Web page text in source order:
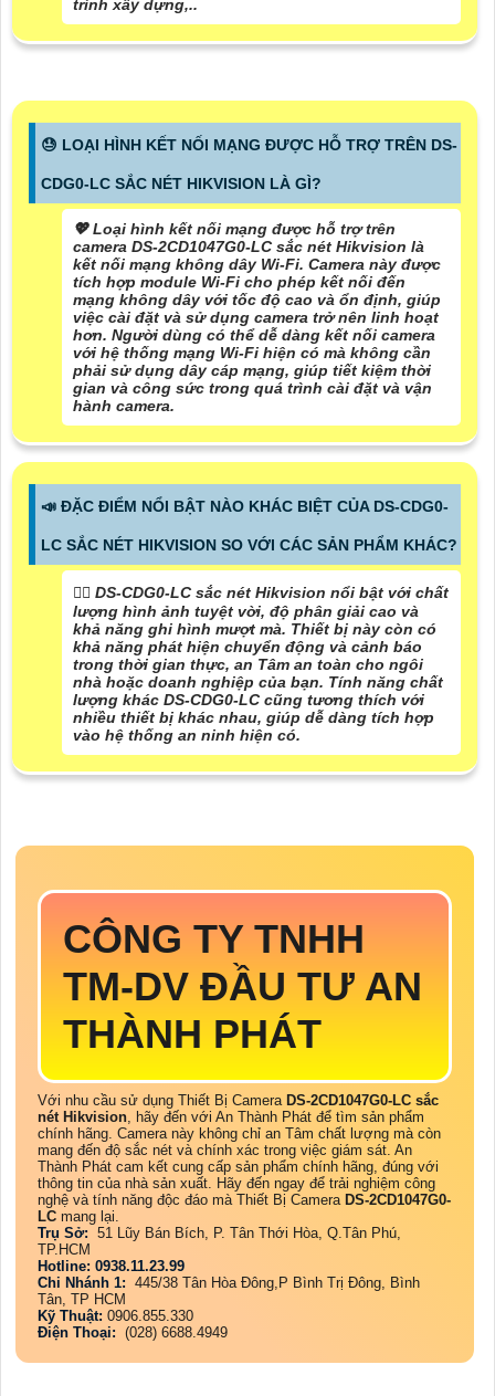
trình xây dựng,..
😓 LOẠI HÌNH KẾT NỐI MẠNG ĐƯỢC HỖ TRỢ TRÊN DS-
CDG0-LC SẮC NÉT HIKVISION LÀ GÌ?
💖 Loại hình kết nối mạng được hỗ trợ trên
camera DS-2CD1047G0-LC sắc nét Hikvision là
kết nối mạng không dây Wi-Fi. Camera này được
tích hợp module Wi-Fi cho phép kết nối đến
mạng không dây với tốc độ cao và ổn định, giúp
việc cài đặt và sử dụng camera trở nên linh hoạt
hơn. Người dùng có thể dễ dàng kết nối camera
với hệ thống mạng Wi-Fi hiện có mà không cần
phải sử dụng dây cáp mạng, giúp tiết kiệm thời
gian và công sức trong quá trình cài đặt và vận
hành camera.
📣 ĐẶC ĐIỂM NỔI BẬT NÀO KHÁC BIỆT CỦA DS-CDG0-
LC SẮC NÉT HIKVISION SO VỚI CÁC SẢN PHẨM KHÁC?
🙆‍♀️ DS-CDG0-LC sắc nét Hikvision nổi bật với chất
lượng hình ảnh tuyệt vời, độ phân giải cao và
khả năng ghi hình mượt mà. Thiết bị này còn có
khả năng phát hiện chuyển động và cảnh báo
trong thời gian thực, an Tâm an toàn cho ngôi
nhà hoặc doanh nghiệp của bạn. Tính năng chất
lượng khác DS-CDG0-LC cũng tương thích với
nhiều thiết bị khác nhau, giúp dễ dàng tích hợp
vào hệ thống an ninh hiện có.
CÔNG TY TNHH
TM-DV ĐẦU TƯ AN
THÀNH PHÁT
Với nhu cầu sử dụng Thiết Bị Camera DS-2CD1047G0-LC sắc
nét Hikvision, hãy đến với An Thành Phát để tìm sản phẩm
chính hãng. Camera này không chỉ an Tâm chất lượng mà còn
mang đến độ sắc nét và chính xác trong việc giám sát. An
Thành Phát cam kết cung cấp sản phẩm chính hãng, đúng với
thông tin của nhà sản xuất. Hãy đến ngay để trải nghiệm công
nghệ và tính năng độc đáo mà Thiết Bị Camera DS-2CD1047G0-
LC mang lại.
Trụ Sở: 51 Lũy Bán Bích, P. Tân Thới Hòa, Q.Tân Phú,
TP.HCM
Hotline: 0938.11.23.99
Chi Nhánh 1: 445/38 Tân Hòa Đông,P Bình Trị Đông, Bình
Tân, TP HCM
Kỹ Thuật: 0906.855.330
Điện Thoại: (028) 6688.4949